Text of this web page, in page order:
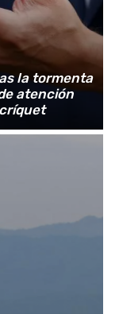
la tormenta
atención